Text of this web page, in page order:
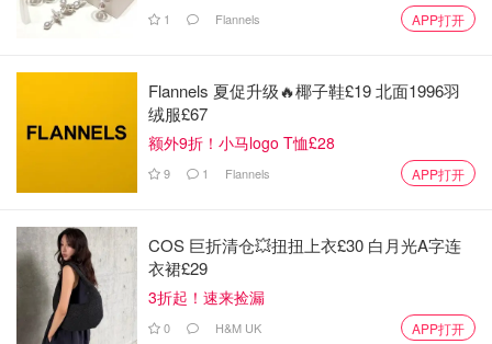
1 Flannels APP打开
Flannels 夏促升级🔥椰子鞋£19 北面1996羽
绒服£67
额外9折！小马logo T恤£28
9 1 Flannels APP打开
COS 巨折清仓💥扭扭上衣£30 白月光A字连
衣裙£29
3折起！速来捡漏
0 H&M UK APP打开